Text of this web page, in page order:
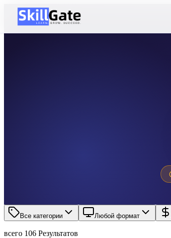
Все категории Любой формат
всего 106 Результатов